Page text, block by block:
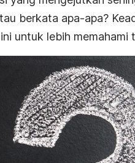
berkata apa-apa?
untuk lebih memahami